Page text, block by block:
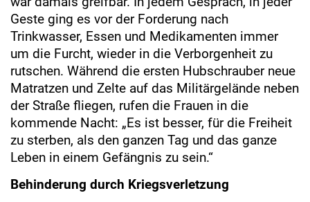
Geste ging es vor der Forderung nach
Trinkwasser, Essen und Medikamenten immer
um die Furcht, wieder in die Verborgenheit zu
rutschen. Während die ersten Hubschrauber neue
Matratzen und Zelte auf das Militärgelände neben
der Straße fliegen, rufen die Frauen in die
kommende Nacht: „Es ist besser, für die Freiheit
zu sterben, als den ganzen Tag und das ganze
Leben in einem Gefängnis zu sein.“
Behinderung durch Kriegsverletzung